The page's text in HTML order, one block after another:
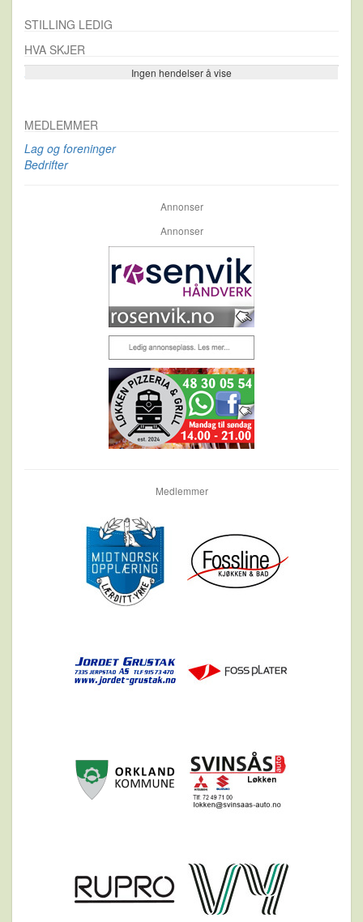
STILLING LEDIG
HVA SKJER
Ingen hendelser å vise
Se flere…
MEDLEMMER
Lag og foreninger
Bedrifter
Annonser
Annonser
Medlemmer